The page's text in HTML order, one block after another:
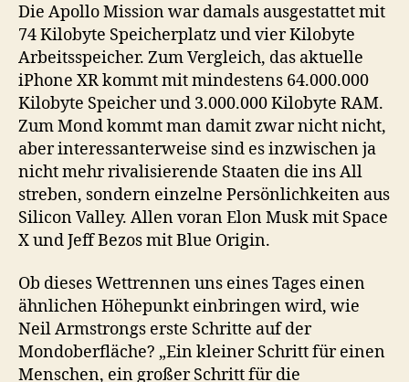
Die Apollo Mission war damals ausgestattet mit
74 Kilobyte Speicherplatz und vier Kilobyte
Arbeitsspeicher. Zum Vergleich, das aktuelle
iPhone XR kommt mit mindestens 64.000.000
Kilobyte Speicher und 3.000.000 Kilobyte RAM.
Zum Mond kommt man damit zwar nicht nicht,
aber interessanterweise sind es inzwischen ja
nicht mehr rivalisierende Staaten die ins All
streben, sondern einzelne Persönlichkeiten aus
Silicon Valley. Allen voran Elon Musk mit Space
X und Jeff Bezos mit Blue Origin.
Ob dieses Wettrennen uns eines Tages einen
ähnlichen Höhepunkt einbringen wird, wie
Neil Armstrongs erste Schritte auf der
Mondoberfläche? „Ein kleiner Schritt für einen
Menschen, ein großer Schritt für die